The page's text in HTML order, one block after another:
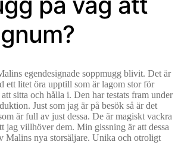
egendesignade soppmugg blivit. Det är
ett litet öra upptill som är lagom stor för
sitta och hålla i. Den har testats fram under
Just som jag är på besök så är det
är full av just dessa. De är magiskt vackra
jag villhöver dem. Min gissning är att dessa
Malins nya storsäljare. Unika och otroligt